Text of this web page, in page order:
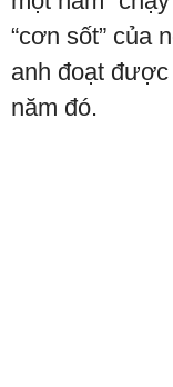
“cơn sốt” của
anh đoạt
năm đó.